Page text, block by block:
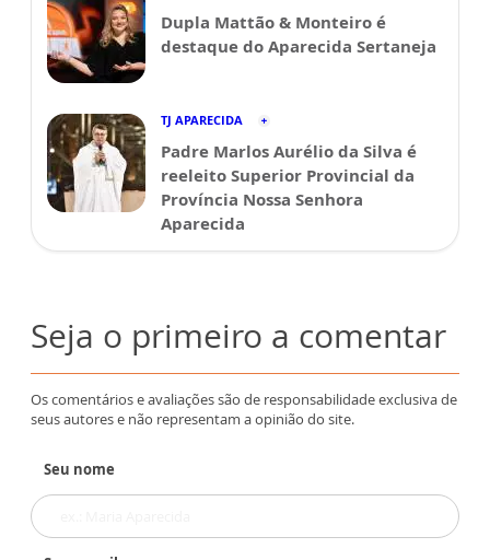
Dupla Mattão & Monteiro é
destaque do Aparecida Sertaneja
TJ APARECIDA
Padre Marlos Aurélio da Silva é
reeleito Superior Provincial da
Província Nossa Senhora
Aparecida
Seja o primeiro a comentar
Os comentários e avaliações são de responsabilidade exclusiva de
seus autores e não representam a opinião do site.
Seu nome